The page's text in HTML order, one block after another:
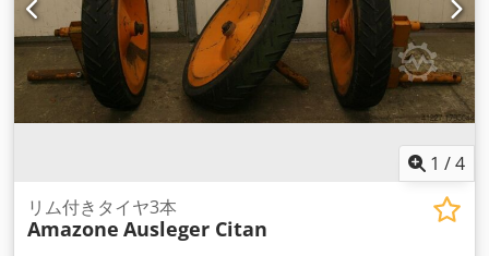
1 /4
リム付きタイヤ3本
Amazone Ausleger Citan